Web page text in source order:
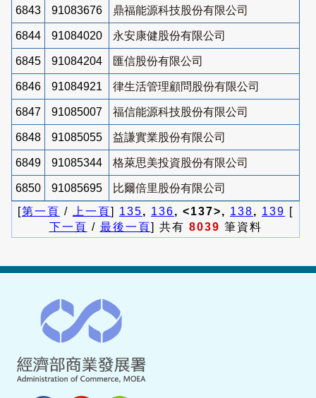
6843 91083676 鼎福能源科技股份有限公司
6844 91084020 永安康健股份有限公司
6845 91084204 匯信股份有限公司
6846 91084921 律生活管理顧問股份有限公司
6847 91085007 福信能源科技股份有限公司
6848 91085055 益謙實業股份有限公司
6849 91085344 格萊思美投資股份有限公司
6850 91085695
比爾倍里股份有限公司
[第一頁 / 上一頁] 135, 136, <137>, 138, 139 [
下一頁 / 最後一頁] 共有 8039 筆資料